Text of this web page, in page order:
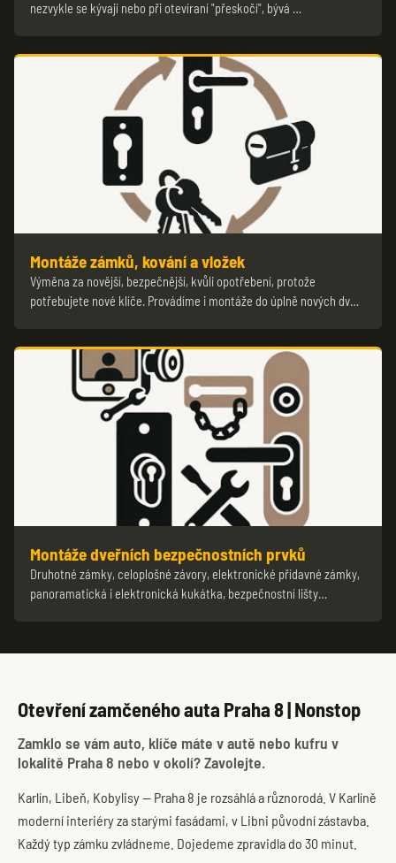
nezvykle se kývají nebo při otevíraní "přeskočí", bývá …
Montáže zámků, kování a vložek
Výměna za novější, bezpečnější, kvůli opotřebení, protože
potřebujete nové klíče. Provádíme i montáže do úplně nových dv…
Montáže dveřních bezpečnostních prvků
Druhotné zámky, celoplošné závory, elektronické přídavné zámky,
panoramatická i elektronická kukátka, bezpečnostní lišty…
Otevření zamčeného auta Praha 8 | Nonstop
Zamklo se vám auto, klíče máte v autě nebo kufru v
lokalitě Praha 8 nebo v okolí? Zavolejte.
Karlín, Libeň, Kobylisy — Praha 8 je rozsáhlá a různorodá. V Karlíně
moderní interiéry za starými fasádami, v Libni původní zástavba.
Každý typ zámku zvládneme. Dojedeme zpravidla do 30 minut.